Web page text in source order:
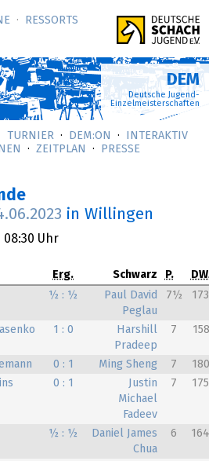
RESSORTS
DEM
Deutsche Jugend-
Einzelmeisterschaften
TURNIER DEM:ON
INTERAKTIV
ZEITPLAN PRESSE
in Willingen
08:30 Uhr
Erg. Schwarz P.
½ : ½
Paul David
Peglau
7½
1 : 0
Harshill
Pradeep
7
0 : 1 Ming Sheng 7
0 : 1
Justin
Michael
Fadeev
7
½ : ½
Daniel James
Chua
6